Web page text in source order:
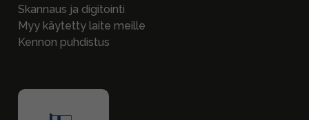
Skannaus ja digitointi
Myy käytetty laite meille
Kennon puhdistus